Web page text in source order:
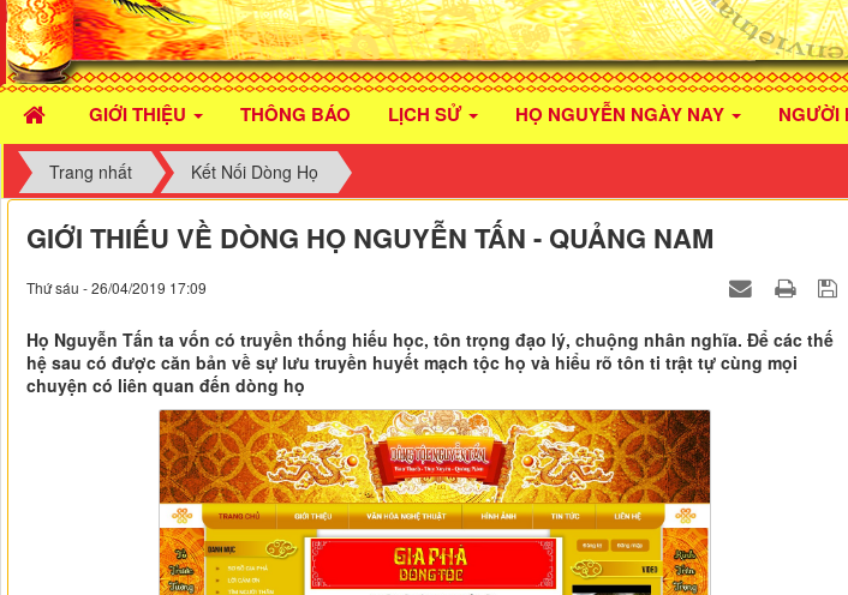
GIỚI THIỆU THÔNG BÁO LỊCH SỬ HỌ NGUYỄN NGÀY NAY NGƯỜI
Trang nhất Kết Nối Dòng Họ
GIỚI THIẾU VỀ DÒNG HỌ NGUYỄN TẤN - QUẢNG NAM
Thứ sáu - 26/04/2019 17:09
Họ Nguyễn Tấn ta vốn có truyền thống hiếu học, tôn trọng đạo lý, chuộng nhân nghĩa. Để các thế
hệ sau có được căn bản về sự lưu truyền huyết mạch tộc họ và hiểu rõ tôn ti trật tự cùng mọi
chuyện có liên quan đến dòng họ